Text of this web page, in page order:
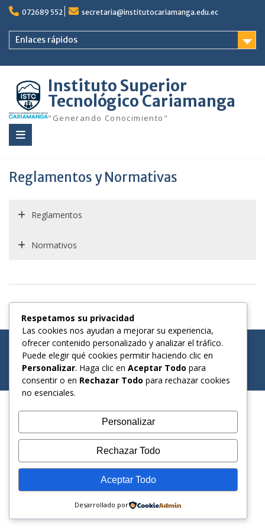
Saltar
contenido
072689 552 secretaria@institutocariamanga.edu.ec
Enlaces rápidos
Instituto Superior
Tecnológico Cariamanga
"Generando Conocimiento"
Reglamentos y Normativas
Reglamentos
Normativos
Copyright. Todos los derechos reservados.
Funciona gracias a WordPress
Education Hub por
Themes
Respetamos su privacidad
Las cookies nos ayudan a mejorar su experiencia,
ofrecer contenido personalizado y analizar el tráfico.
Puede elegir qué cookies permitir haciendo clic en
Personalizar. Haga clic en Aceptar Todo para
consentir o en Rechazar Todo para rechazar cookies
no esenciales.
Personalizar
Rechazar Todo
Aceptar Todo
Desarrollado por